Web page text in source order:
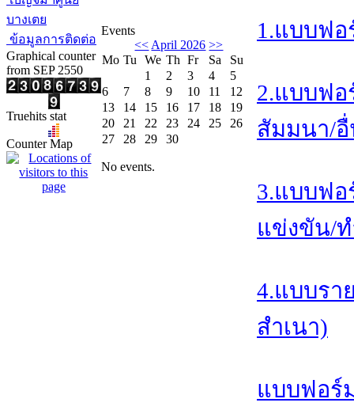
บางเตย
ข้อมูลการติดต่อ
Graphical counter
from SEP 2550
Truehits stat
Counter Map
Events
<< April 2026 >>
Mo Tu We Th Fr Sa
Su
1
2 3 4
5
6
7 8 9 10 11
12
13
14 15 16 17 18
19
20
21 22 23 24 25
26
27
28 29 30
No events.
1.แบบฟ
2.แบบฟ
สัมมนา/
3.แบบฟอ
แข่งขัน/
4.แบบรา
สำเนา)
แบบฟอร์